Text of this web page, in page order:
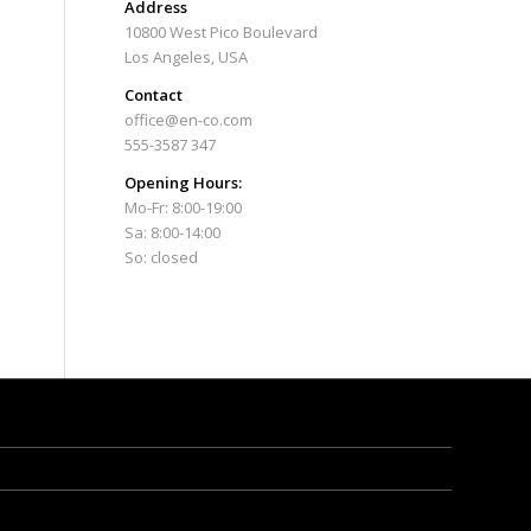
Address
10800 West Pico Boulevard
Los Angeles, USA
Contact
office@en-co.com
555-3587 347
Opening Hours:
Mo-Fr: 8:00-19:00
Sa: 8:00-14:00
So: closed